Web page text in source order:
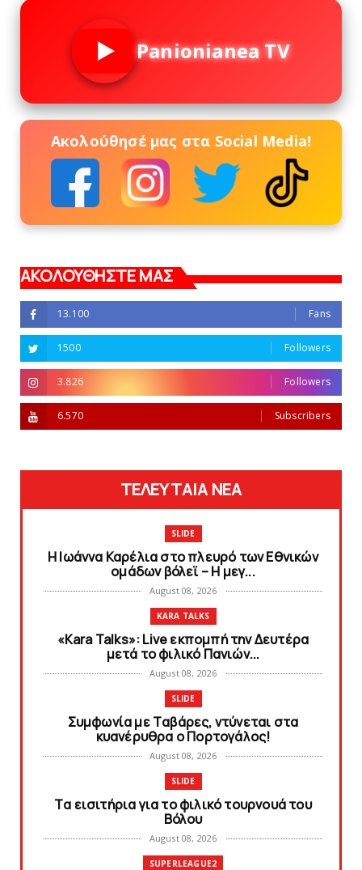
Panionianea TV
Ακολούθησέ μας στα Social Media!
ΑΚΟΛΟΥΘΗΣΤΕ ΜΑΣ
13.100 Fans
1500 Followers
3.826 Followers
6.570 Subscribers
ΤΕΛΕΥΤΑΙΑ ΝΕΑ
SLIDE
Η Ιωάννα Καρέλια στο πλευρό των Εθνικών
ομάδων βόλεϊ – H μεγ...
August 08, 2026
KARA TALKS
«Kara Talks»: Live εκπομπή την Δευτέρα
μετά το φιλικό Πανιών...
August 08, 2026
SLIDE
Συμφωνία με Tαβάρες, ντύνεται στα
κυανέρυθρα ο Πορτογάλος!
August 08, 2026
SLIDE
Tα εισιτήρια για το φιλικό τουρνουά του
Bόλου
August 08, 2026
SUPERLEAGUE2